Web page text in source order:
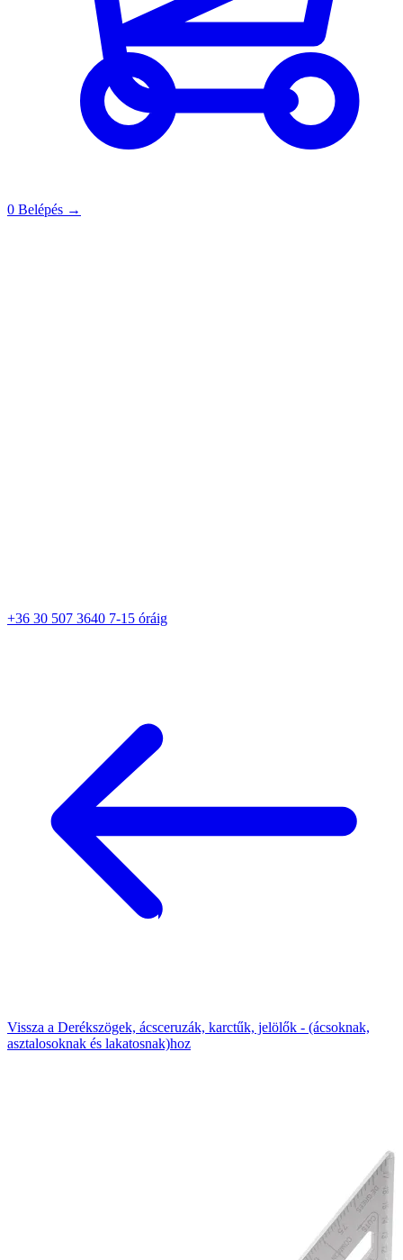
0 Belépés →
+36 30 507 3640 7-15 óráig
Vissza a Derékszögek, ácsceruzák, karctűk, jelölők - (ácsoknak,
asztalosoknak és lakatosnak)hoz